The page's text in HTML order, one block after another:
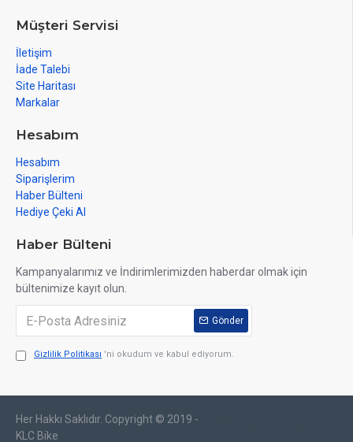
Müşteri Servisi
İletişim
İade Talebi
Site Haritası
Markalar
Hesabım
Hesabım
Siparişlerim
Haber Bülteni
Hediye Çeki Al
Haber Bülteni
Kampanyalarımız ve İndirimlerimizden haberdar olmak için
bültenimize kayıt olun.
Gönder
Gizlilik Politikası 'ni okudum ve kabul ediyorum.
Her Hakkı Saklıdır. Copyright © 2019 -
KLC Bike